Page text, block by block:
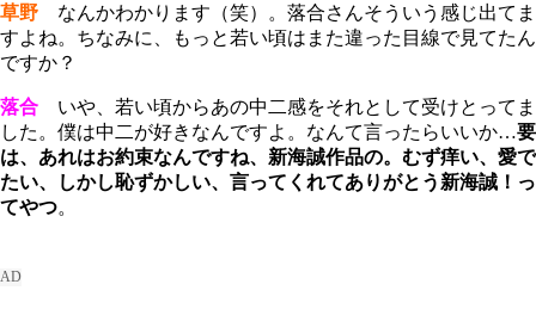
草野 なんかわかります（笑）。落合さんそういう感じ出てま
すよね。ちなみに、もっと若い頃はまた違った目線で見てたん
ですか？
落合 いや、若い頃からあの中二感をそれとして受けとってま
した。僕は中二が好きなんですよ。なんて言ったらいいか…要
は、あれはお約束なんですね、新海誠作品の。むず痒い、愛で
たい、しかし恥ずかしい、言ってくれてありがとう新海誠！っ
てやつ。